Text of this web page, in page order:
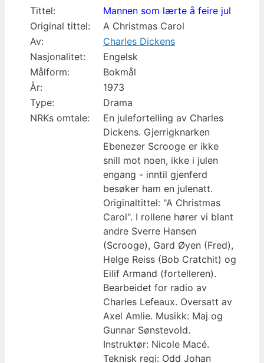
Tittel:
Mannen som lærte å feire jul
Original tittel:
A Christmas Carol
Av:
Charles Dickens
Nasjonalitet:
Engelsk
Målform:
Bokmål
År:
1973
Type:
Drama
NRKs omtale:
En julefortelling av Charles
Dickens. Gjerrigknarken
Ebenezer Scrooge er ikke
snill mot noen, ikke i julen
engang - inntil gjenferd
besøker ham en julenatt.
Originaltittel: "A Christmas
Carol". I rollene hører vi blant
andre Sverre Hansen
(Scrooge), Gard Øyen (Fred),
Helge Reiss (Bob Cratchit) og
Eilif Armand (fortelleren).
Bearbeidet for radio av
Charles Lefeaux. Oversatt av
Axel Amlie. Musikk: Maj og
Gunnar Sønstevold.
Instruktør: Nicole Macé.
Teknisk regi: Odd Johan